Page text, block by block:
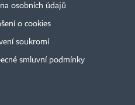
osobních údajů
o cookies
soukromí
smluvní podmínky